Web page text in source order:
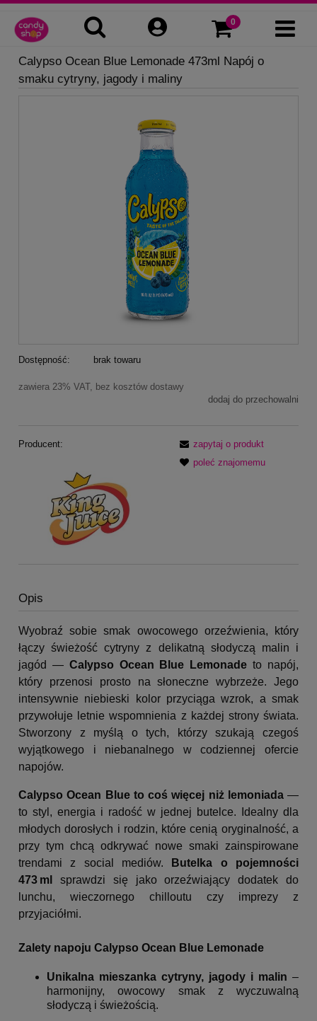
Calypso Ocean Blue Lemonade 473ml Napój o
smaku cytryny, jagody i maliny
Dostępność: brak towaru
zawiera 23% VAT, bez kosztów dostawy
dodaj do przechowalni
Producent:
zapytaj o produkt
poleć znajomemu
Opis
Wyobraź sobie smak owocowego orzeźwienia, który
łączy świeżość cytryny z delikatną słodyczą malin i
jagód —Calypso Ocean Blue Lemonade to napój,
który przenosi prosto na słoneczne wybrzeże. Jego
intensywnie niebieski kolor przyciąga wzrok, a smak
przywołuje letnie wspomnienia z każdej strony świata.
Stworzony z myślą o tych, którzy szukają czegoś
wyjątkowego i niebanalnego w codziennej ofercie
napojów.
Calypso Ocean Blue to coś więcej niż lemoniada—
to styl, energia i radość w jednej butelce. Idealny dla
młodych dorosłych i rodzin, które cenią oryginalność, a
przy tym chcą odkrywać nowe smaki zainspirowane
trendami z social mediów. Butelka o pojemności
473 ml
sprawdzi się jako orzeźwiający dodatek do
lunchu, wieczornego chilloutu czy imprezy z
przyjaciółmi.
Zalety napoju Calypso Ocean Blue Lemonade
Unikalna mieszanka cytryny, jagody i malin –
harmonijny, owocowy smak z wyczuwalną
słodyczą i świeżością.